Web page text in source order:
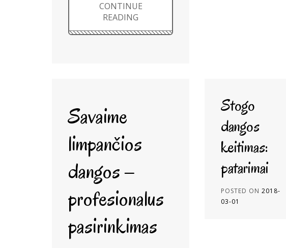
CONTINUE
READING
Savaime
limpančios
dangos –
profesionalus
pasirinkimas
Stogo
dangos
keitimas:
patarimai
POSTED ON2018-
03-01